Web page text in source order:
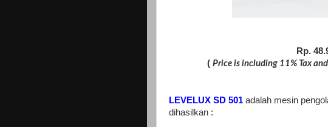
Rp.
( Price is including 11% Tax
LEVELUX SD 501 adalah mesin
dihasilkan :